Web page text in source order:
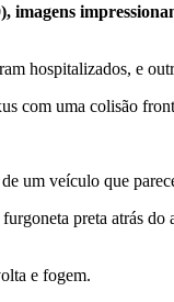
imagens
hospitalizados, e
com uma colisão
um veículo que
preta atrás
e fogem.